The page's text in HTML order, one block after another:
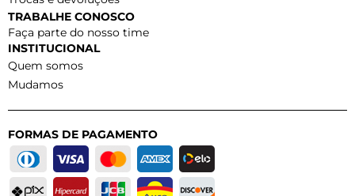
TRABALHE CONOSCO
Faça parte do nosso time
INSTITUCIONAL
Quem somos
Mudamos
FORMAS DE PAGAMENTO